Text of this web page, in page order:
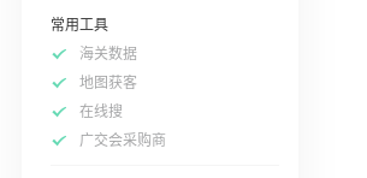
常用工具
海关数据
地图获客
在线搜
广交会采购商